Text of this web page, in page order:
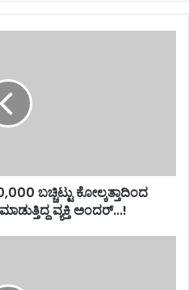
ಬಚ್ಚಿಟ್ಟು ಕೋಲ್ಕತ್ತಾದಿಂದ
ವ್ಯಕ್ತಿ ಅಂದರ್...!